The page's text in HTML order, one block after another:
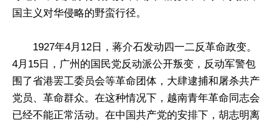
国主义对华侵略的野蛮行径。
1927年4月12日，蒋介石发动四一二反革命政变。
4月15日，广州的国民党反动派公开叛变，反动军警包
围了省港罢工委员会等革命团体，大肆逮捕和屠杀共产
党员、革命群众。在这种情况下，越南青年革命同志会
已经不能正常活动。在中国共产党的安排下，胡志明离